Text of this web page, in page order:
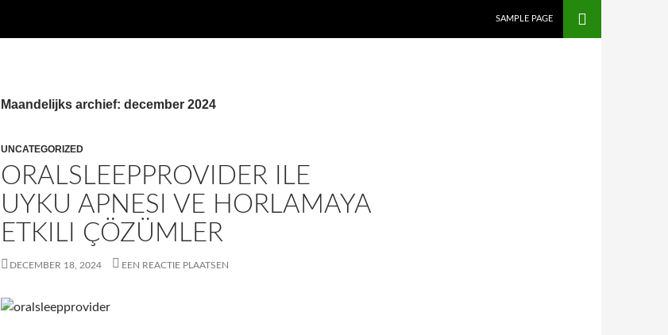
SAMPLE PAGE
Maandelijks archief: december 2024
UNCATEGORIZED
ORALSLEEPPROVIDER ILE
UYKU APNESI VE HORLAMAYA
ETKILI ÇÖZÜMLER
DECEMBER 18, 2024 EEN REACTIE PLAATSEN